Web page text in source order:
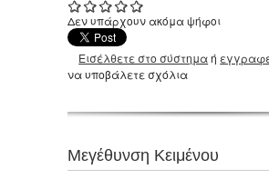
Δεν υπάρχουν ακόμα ψήφοι
Εισέλθετε στο σύστημαή
να υποβάλετε σχόλια
Μεγέθυνση Κειμένου